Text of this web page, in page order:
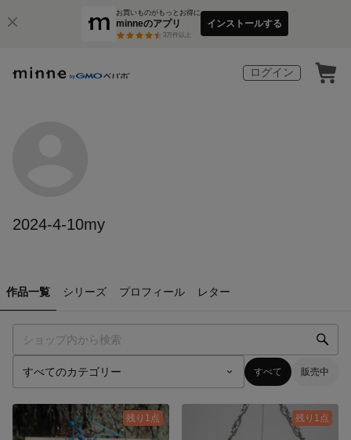
お買いものがもっとお得に
minneのアプリ
3万件以上
インストールする
ログイン
2024-4-10my
作品一覧 シリーズ プロフィール レター
すべて 販売中
残り1点 残り1点